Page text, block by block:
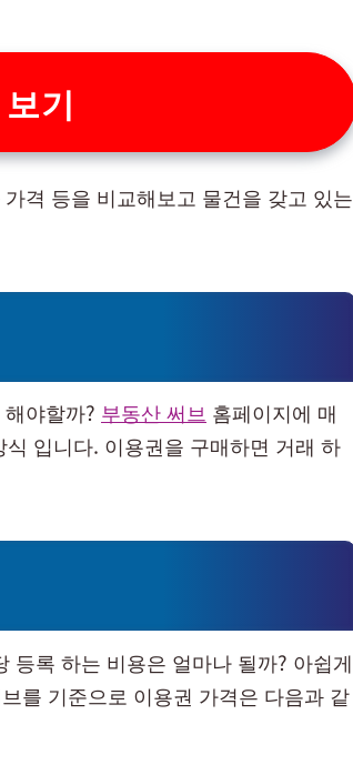
기
격 등을 비교해보고 물건을 갖고 있는
야할까? 부동산 써브 홈페이지에 매
입니다. 이용권을 구매하면 거래 하
등록 하는 비용은 얼마나 될까? 아쉽게
를 기준으로 이용권 가격은 다음과 같